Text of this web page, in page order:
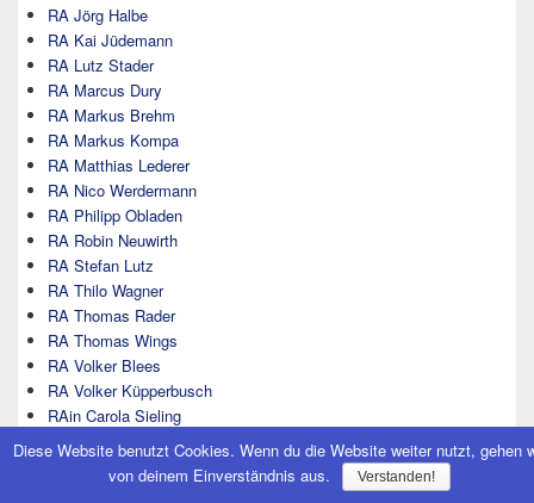
RA Jörg Halbe
RA Kai Jüdemann
RA Lutz Stader
RA Marcus Dury
RA Markus Brehm
RA Markus Kompa
RA Matthias Lederer
RA Nico Werdermann
RA Philipp Obladen
RA Robin Neuwirth
RA Stefan Lutz
RA Thilo Wagner
RA Thomas Rader
RA Thomas Wings
RA Volker Blees
RA Volker Küpperbusch
RAin Carola Sieling
RAin Denise Himburg
RAin Frauke Andresen
Diese Website benutzt Cookies. Wenn du die Website weiter nutzt, gehen
von deinem Einverständnis aus.
Verstanden!